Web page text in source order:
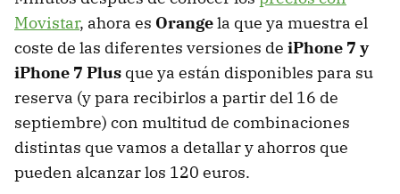
Movistar, ahora es Orangela que ya muestra el
coste de las diferentes versiones de iPhone 7 y
iPhone 7 Plus que ya están disponibles para su
reserva (y para recibirlos a partir del 16 de
septiembre) con multitud de combinaciones
distintas que vamos a detallar y ahorros que
pueden alcanzar los 120 euros.